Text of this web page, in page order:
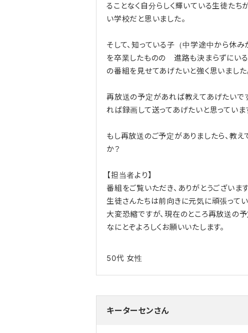
ることなく自分らしく輝いている生徒たち
い学校だと思いました。
そして、知っている子（中学途中から休
を卒業したものの 進路も決まらずにいる
の番組を見せてあげたいと強く思いました
再放送の予定があれば教えてあげたいで
れば録画して送ってあげたいと思っていま
もし再放送のご予定がありましたら、教え
か？
【担当者より】
番組をご覧いただき、ありがとうございます
生徒さんたちは前向きに元気に頑張ってい
大変恐縮ですが、現在のところ再放送の予
なにとぞよろしくお願いいたします。
50代 女性
キーターセンさん